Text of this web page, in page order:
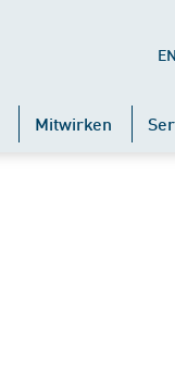
EN
Mitwirken